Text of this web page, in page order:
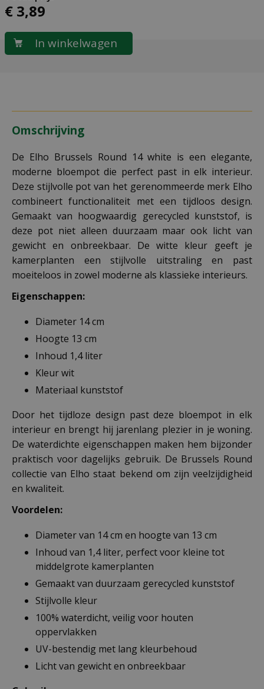
€ 3,89
Omschrijving
De Elho Brussels Round 14 white is een elegante,
moderne bloempot die perfect past in elk interieur.
Deze stijlvolle pot van het gerenommeerde merk Elho
combineert functionaliteit met een tijdloos design.
Gemaakt van hoogwaardig gerecycled kunststof, is
deze pot niet alleen duurzaam maar ook licht van
gewicht en onbreekbaar. De witte kleur geeft je
kamerplanten een stijlvolle uitstraling en past
moeiteloos in zowel moderne als klassieke interieurs.
Eigenschappen:
Diameter 14 cm
Hoogte 13 cm
Inhoud 1,4 liter
Kleur wit
Materiaal kunststof
Door het tijdloze design past deze bloempot in elk
interieur en brengt hij jarenlang plezier in je woning.
De waterdichte eigenschappen maken hem bijzonder
praktisch voor dagelijks gebruik. De Brussels Round
collectie van Elho staat bekend om zijn veelzijdigheid
en kwaliteit.
Voordelen:
Diameter van 14 cm en hoogte van 13 cm
Inhoud van 1,4 liter, perfect voor kleine tot
middelgrote kamerplanten
Gemaakt van duurzaam gerecycled kunststof
Stijlvolle kleur
100% waterdicht, veilig voor houten
oppervlakken
UV-bestendig met lang kleurbehoud
Licht van gewicht en onbreekbaar